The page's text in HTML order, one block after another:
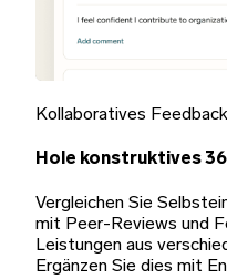
Kollaboratives Feedback
Hole konstruktives
Vergleichen Sie
mit Peer-Reviews und
Leistungen aus
Ergänzen Sie dies mit